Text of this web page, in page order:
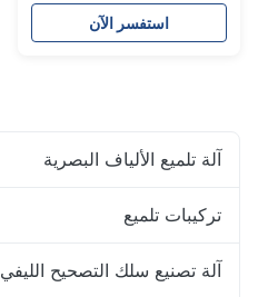
استفسر الآن
آلة تلميع الألياف البصرية
تركيبات تلميع
آلة تصنيع سلك التصحيح الليفي